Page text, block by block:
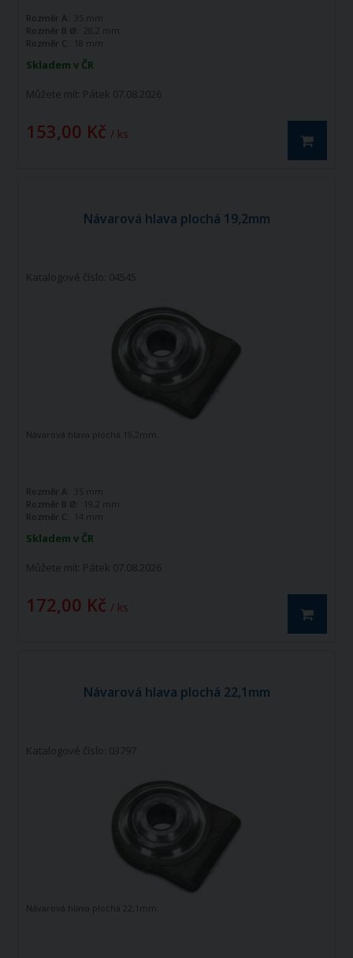
Skladem v ČR
Můžete mít: Pátek 07.08.2026
153,00 Kč / ks
Rozměr A:
35 mm
Rozměr B Ø:
28,2 mm
Rozměr C:
18 mm
Návarová hlava plochá 19,2mm
Katalogové číslo: 04545
Skladem v ČR
Můžete mít: Pátek 07.08.2026
172,00 Kč / ks
Návarová hlava plochá 19,2mm.
Rozměr A:
35 mm
Rozměr B Ø:
19,2 mm
Rozměr C:
14 mm
Návarová hlava plochá 22,1mm
Katalogové číslo: 03797
Návarová hlava plochá 22,1mm.